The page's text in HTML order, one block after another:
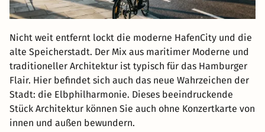
Nicht weit entfernt lockt die moderne HafenCity und die
alte Speicherstadt. Der Mix aus maritimer Moderne und
traditioneller Architektur ist typisch für das Hamburger
Flair. Hier befindet sich auch das neue Wahrzeichen der
Stadt: die Elbphilharmonie. Dieses beeindruckende
Stück Architektur können Sie auch ohne Konzertkarte von
innen und außen bewundern.